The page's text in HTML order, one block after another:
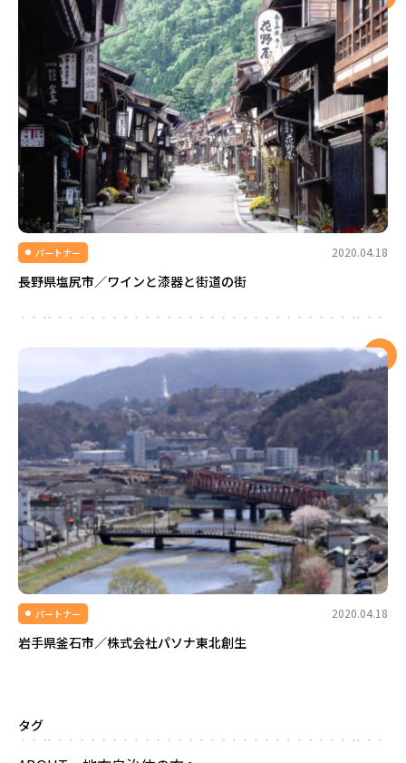
パートナー 2020.04.18
長野県塩尻市／ワインと漆器と街道の街
パートナー 2020.04.18
岩手県釜石市／株式会社パソナ東北創生
タグ